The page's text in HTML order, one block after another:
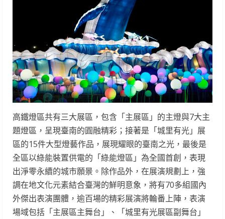
高鐵燈區共有三大展區，包含「主展區」的主燈與7大主
題燈區，呈現臺南的圓融精彩；接著是「城里有光」展
區的15件大型燈藝作品，展現耀眼的臺南之光，最後是
全區以綠能裝置供電的「綠能燈區」為全國首創，表現
出淨零永續的城市願景。除作品外，在展演規劃上，強
調在地文化元素結合臺灣的鮮明意象，將有70多組國內
外傑出表演團體，逾百場的精彩展演將輪番上陣，表演
場域包括「主展區主舞台」、「城里有光展區副舞台」